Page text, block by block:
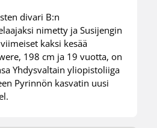
divari B:n
nimetty ja Susijengin
kaksi kesää
198 cm ja 19 vuotta, on
Yhdysvaltain yliopistoliiga
Pyrinnön kasvatin uusi